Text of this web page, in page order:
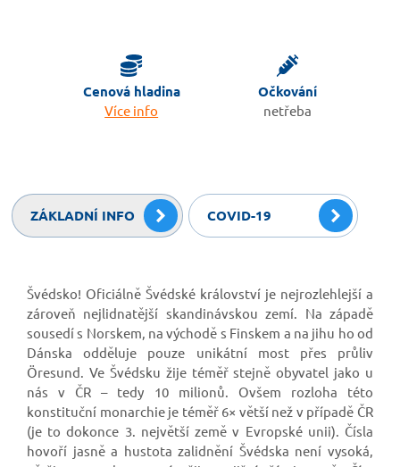
Cenová hladina
Více info
Očkování
netřeba
ZÁKLADNÍ INFO COVID-19
Švédsko! Oficiálně Švédské království je nejrozlehlejší a
zároveň nejlidnatější skandinávskou zemí. Na západě
sousedí s Norskem, na východě s Finskem a na jihu ho od
Dánska odděluje pouze unikátní most přes průliv
Öresund. Ve Švédsku žije téměř stejně obyvatel jako u
nás v ČR – tedy 10 milionů. Ovšem rozloha této
konstituční monarchie je téměř 6× větší než v případě ČR
(je to dokonce 3. největší země v Evropské unii). Čísla
hovoří jasně a hustota zalidnění Švédska není vysoká,